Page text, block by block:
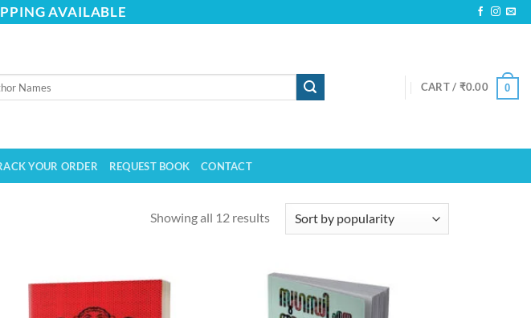
AVAILABLE
CART / ₹0.00 0
YOUR ORDER REQUEST BOOK CONTACT
Showing all 12 results